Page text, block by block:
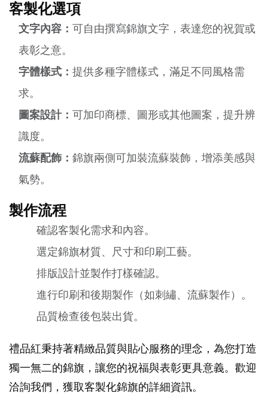
客製化選項
文字內容： 可自由撰寫錦旗文字，表達您的祝賀或
表彰之意。
字體樣式： 提供多種字體樣式，滿足不同風格需
求。
圖案設計： 可加印商標、圖形或其他圖案，提升辨
識度。
流蘇配飾： 錦旗兩側可加裝流蘇裝飾，增添美感與
氣勢。
製作流程
確認客製化需求和內容。
選定錦旗材質、尺寸和印刷工藝。
排版設計並製作打樣確認。
進行印刷和後期製作（如刺繡、流蘇製作）。
品質檢查後包裝出貨。
禮品紅秉持著精緻品質與貼心服務的理念，為您打造
獨一無二的錦旗，讓您的祝福與表彰更具意義。歡迎
洽詢我們，獲取客製化錦旗的詳細資訊。